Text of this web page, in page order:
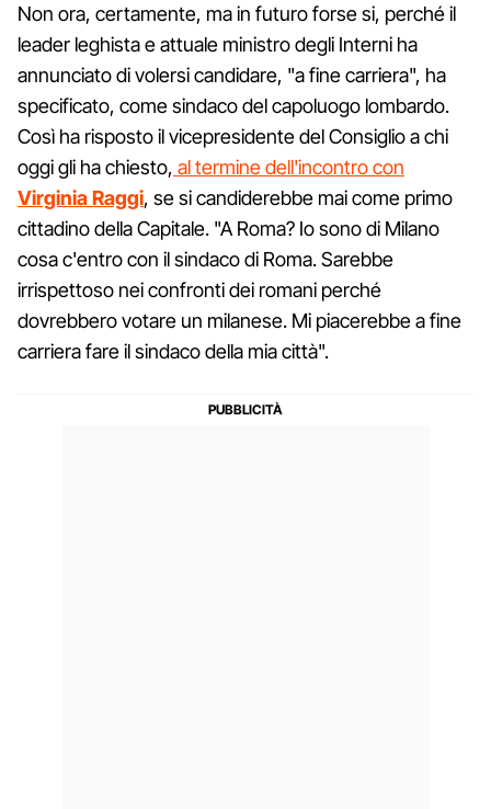
Non ora, certamente, ma in futuro forse si, perché il
leader leghista e attuale ministro degli Interni ha
annunciato di volersi candidare, "a fine carriera", ha
specificato, come sindaco del capoluogo lombardo.
Così ha risposto il vicepresidente del Consiglio a chi
oggi gli ha chiesto, al termine dell'incontro con
Virginia Raggi, se si candiderebbe mai come primo
cittadino della Capitale. "A Roma? Io sono di Milano
cosa c'entro con il sindaco di Roma. Sarebbe
irrispettoso nei confronti dei romani perché
dovrebbero votare un milanese. Mi piacerebbe a fine
carriera fare il sindaco della mia città".